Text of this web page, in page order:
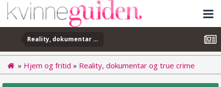
Reality, dokumentar og true crime
» Hjem og fritid » Reality, dokumentar og true crime